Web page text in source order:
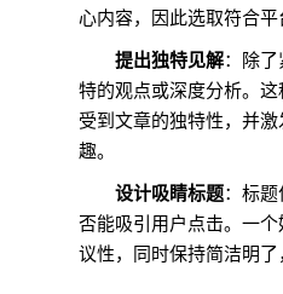
心内容，因此选取符合平
提出独特见解：除
特的观点或深度分析。
受到文章的独特性，并
趣。
设计吸睛标题：标
否能吸引用户点击。一
议性，同时保持简洁明了